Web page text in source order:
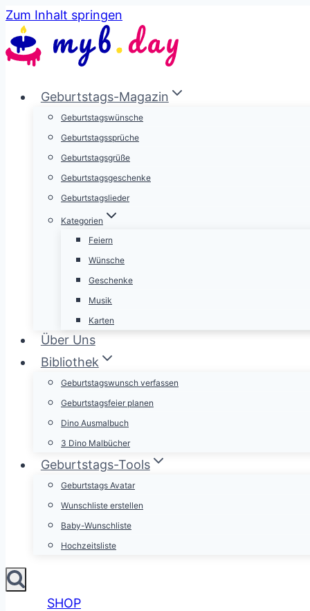
Zum Inhalt springen
Geburtstags-Magazin
Geburtstagswünsche
Geburtstagssprüche
Geburtstagsgrüße
Geburtstagsgeschenke
Geburtstagslieder
Kategorien
Feiern
Wünsche
Geschenke
Musik
Karten
Über Uns
Bibliothek
Geburtstagswunsch verfassen
Geburtstagsfeier planen
Dino Ausmalbuch
3 Dino Malbücher
Geburtstags-Tools
Geburtstags Avatar
Wunschliste erstellen
Baby-Wunschliste
Hochzeitsliste
SHOP